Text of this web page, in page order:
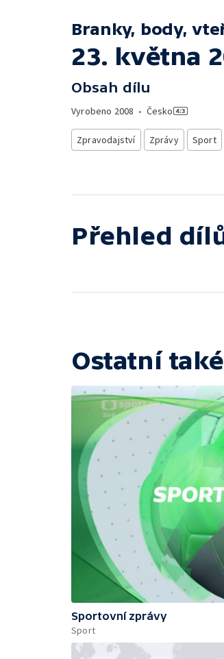
Branky, body,
23. května
Obsah dílu
Vyrobeno 2008 • Česko
Zpravodajství Zprávy Sport
Přehled
Ostatní
Sportovní zprávy
Sport